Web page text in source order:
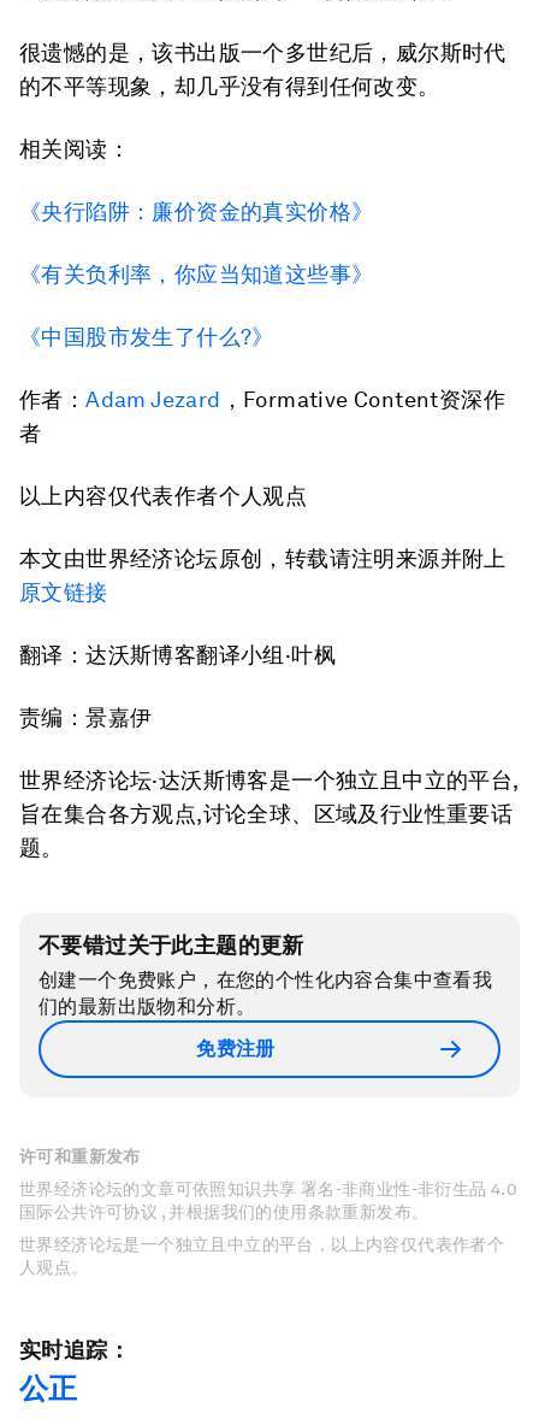
很遗憾的是，该书出版一个多世纪后，威尔斯时代
的不平等现象，却几乎没有得到任何改变。
相关阅读：
《央行陷阱：廉价资金的真实价格》
《有关负利率，你应当知道这些事》
《中国股市发生了什么?》
作者：Adam Jezard ，Formative Content资深作
者
以上内容仅代表作者个人观点
本文由世界经济论坛原创，转载请注明来源并附上
原文链接
翻译：达沃斯博客翻译小组·叶枫
责编：景嘉伊
世界经济论坛·达沃斯博客是一个独立且中立的平台,
旨在集合各方观点,讨论全球、区域及行业性重要话
题。
不要错过关于此主题的更新
创建一个免费账户，在您的个性化内容合集中查看我
们的最新出版物和分析。
免费注册
许可和重新发布
世界经济论坛的文章可依照知识共享 署名-非商业性-非衍生品 4.0
国际公共许可协议 , 并根据我们的使用条款重新发布。
世界经济论坛是一个独立且中立的平台，以上内容仅代表作者个
人观点。
实时追踪：
公正